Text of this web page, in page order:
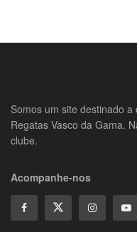
Somos um site destinado
Regatas Vasco da Gama.
clube.
Acompanhe-nos